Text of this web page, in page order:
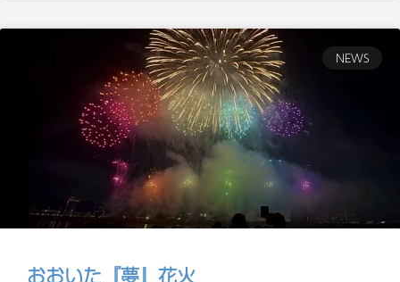
NEWS
おおいた『夢』花火